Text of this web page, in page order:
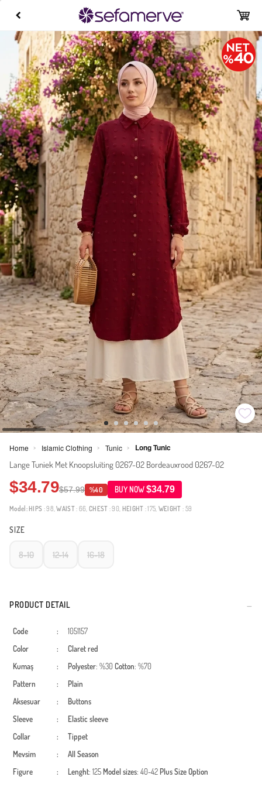
Home > Islamic Clothing > Tunic > Long Tunic
Lange Tuniek Met Knoopsluiting 0267-02 Bordeauxrood 0267-02
$34.79$57.99 %40 BUY NOW$34.79
Model: HIPS : 98,WAIST: 66,CHEST : 90, HEIGHT : 175, WEIGHT : 59
SIZE
8-10 12-14 16-18
PRODUCT DETAIL
Code :
1051157
Color
:
Claret red
Kumaş
: Polyester: %30Cotton: %70
Pattern
:
Plain
Aksesuar
:
Buttons
Sleeve
:
Elastic sleeve
Collar
:
Tippet
Mevsim
:
All Season
Figure
: Lenght: 125 Model sizes: 40-42 Plus Size Option